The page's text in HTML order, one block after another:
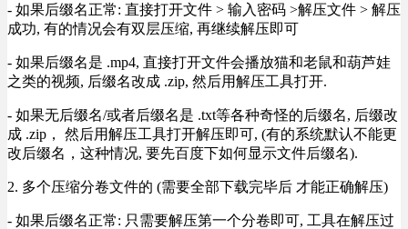
- 如果后缀名正常: 直接打开文件 > 输入密码 >解压文件 > 解压
成功, 有的情况会有双层压缩, 再继续解压即可
- 如果后缀名是 .mp4, 直接打开文件会播放猫和老鼠和葫芦娃
之类的视频, 后缀名改成 .zip, 然后用解压工具打开.
- 如果无后缀名/或者后缀名是 .txt等各种奇怪的后缀名, 后缀改
成 .zip， 然后用解压工具打开解压即可, (有的系统默认不能更
改后缀名，这种情况, 要先百度下如何显示文件后缀名).
2. 多个压缩分卷文件的 (需要全部下载完毕后 才能正确解压)
- 如果后缀名正常: 只需要解压第一个分卷即可, 工具在解压过